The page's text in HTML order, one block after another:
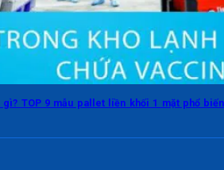
TOP 9 mẫu pallet liền khối 1 mặt phổ biến